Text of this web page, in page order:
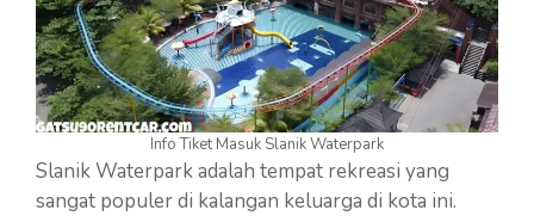
Info Tiket Masuk Slanik Waterpark
Slanik Waterpark adalah tempat rekreasi yang
sangat populer di kalangan keluarga di kota ini.